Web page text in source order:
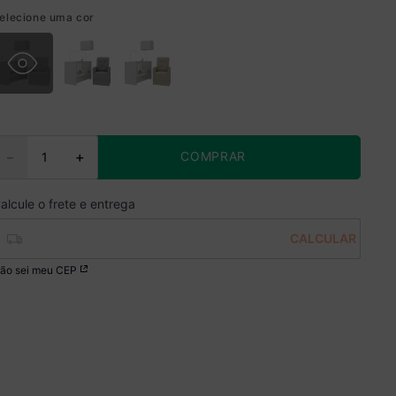
uma cor
＋
－ COMPRAR
sei meu CEP